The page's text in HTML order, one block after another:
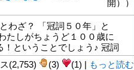
開））
わざ？ 「冠詞５０年」と
たしがちょうど１００歳に
！ということでしょう♪ 冠詞
(2,753) (3) (1) | もっと読む